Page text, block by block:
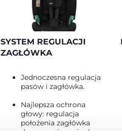
SYSTEM REGULACJI
ZAGŁÓWKA
Jednoczesna regulacja
pasów i zagłówka.
Najlepsza ochrona
głowy: regulacja
położenia zagłówka
dopasowująca się do